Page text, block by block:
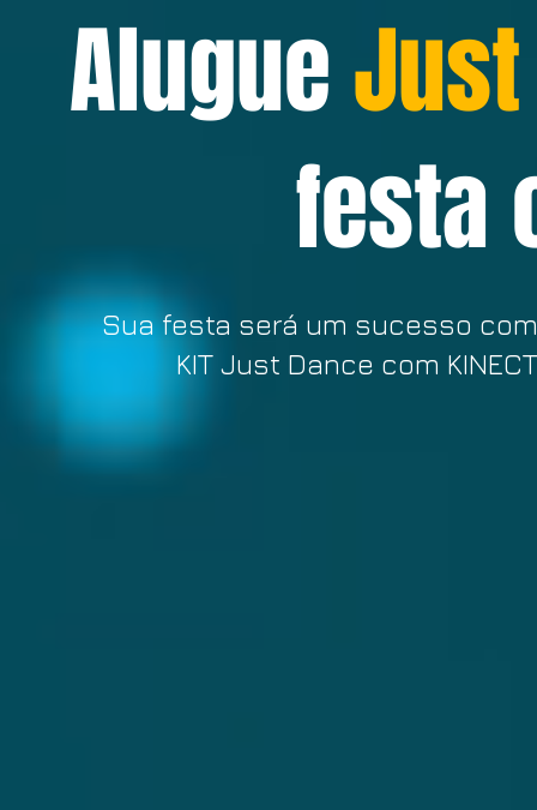
Alugue
festa
Sua festa será um sucesso
KIT Just Dance com